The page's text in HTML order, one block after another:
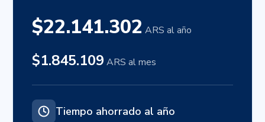
$22.141.302 ARS al año
$1.845.109 ARS al mes
Tiempo ahorrado al año